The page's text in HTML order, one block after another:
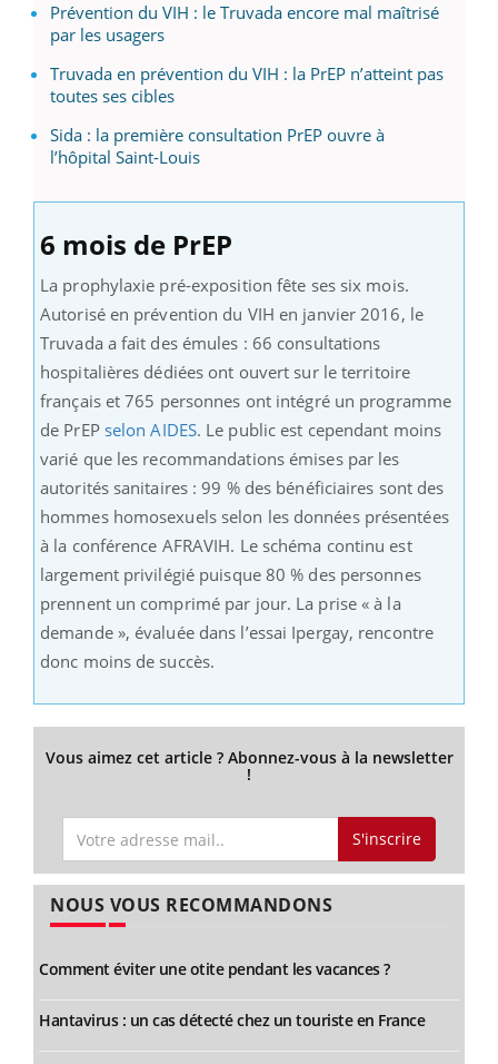
Prévention du VIH : le Truvada encore mal maîtrisé
par les usagers
Truvada en prévention du VIH : la PrEP n’atteint pas
toutes ses cibles
Sida : la première consultation PrEP ouvre à
l’hôpital Saint-Louis
6 mois de PrEP
La prophylaxie pré-exposition fête ses six mois.
Autorisé en prévention du VIH en janvier 2016, le
Truvada a fait des émules : 66 consultations
hospitalières dédiées ont ouvert sur le territoire
français et 765 personnes ont intégré un programme
de PrEP selon AIDES. Le public est cependant moins
varié que les recommandations émises par les
autorités sanitaires : 99 % des bénéficiaires sont des
hommes homosexuels selon les données présentées
à la conférence AFRAVIH. Le schéma continu est
largement privilégié puisque 80 % des personnes
prennent un comprimé par jour. La prise « à la
demande », évaluée dans l’essai Ipergay, rencontre
donc moins de succès.
Vous aimez cet article ? Abonnez-vous à la newsletter
!
S'inscrire
NOUS VOUS RECOMMANDONS
Comment éviter une otite pendant les vacances ?
Hantavirus : un cas détecté chez un touriste en France